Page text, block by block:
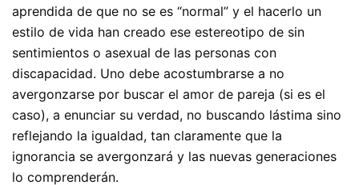
aprendida de que no se es “normal” y el hacerlo un
estilo de vida han creado ese estereotipo de sin
sentimientos o asexual de las personas con
discapacidad. Uno debe acostumbrarse a no
avergonzarse por buscar el amor de pareja (si es el
caso), a enunciar su verdad, no buscando lástima sino
reflejando la igualdad, tan claramente que la
ignorancia se avergonzará y las nuevas generaciones
lo comprenderán.